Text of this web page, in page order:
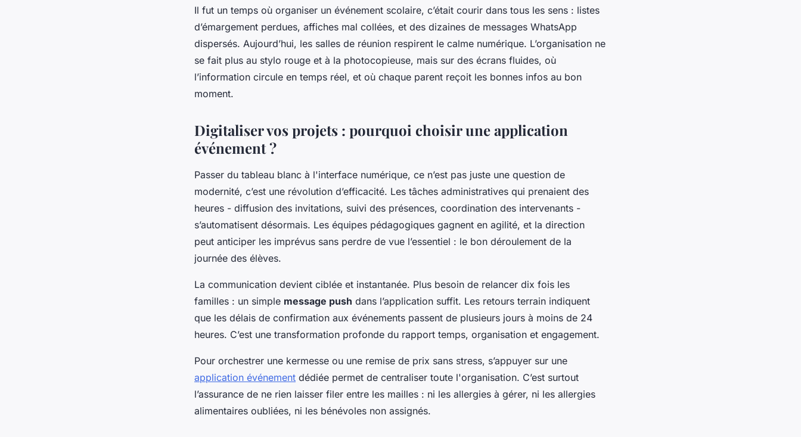
Les meilleures applications pour
optimiser vos événements scolaires
10 min de lecture
Il fut un temps où organiser un événement scolaire, c’était courir dans tous les sens : listes
d’émargement perdues, affiches mal collées, et des dizaines de messages WhatsApp
dispersés. Aujourd’hui, les salles de réunion respirent le calme numérique. L’organisation ne
se fait plus au stylo rouge et à la photocopieuse, mais sur des écrans fluides, où
l’information circule en temps réel, et où chaque parent reçoit les bonnes infos au bon
moment.
Digitaliser vos projets : pourquoi choisir une application
événement ?
Passer du tableau blanc à l'interface numérique, ce n’est pas juste une question de
modernité, c’est une révolution d’efficacité. Les tâches administratives qui prenaient des
heures - diffusion des invitations, suivi des présences, coordination des intervenants -
s’automatisent désormais. Les équipes pédagogiques gagnent en agilité, et la direction
peut anticiper les imprévus sans perdre de vue l’essentiel : le bon déroulement de la
journée des élèves.
La communication devient ciblée et instantanée. Plus besoin de relancer dix fois les
familles : un simple message push dans l’application suffit. Les retours terrain indiquent
que les délais de confirmation aux événements passent de plusieurs jours à moins de 24
heures. C’est une transformation profonde du rapport temps, organisation et engagement.
Pour orchestrer une kermesse ou une remise de prix sans stress, s’appuyer sur une
application événement dédiée permet de centraliser toute l'organisation. C’est surtout
l’assurance de ne rien laisser filer entre les mailles : ni les allergies à gérer, ni les allergies
alimentaires oubliées, ni les bénévoles non assignés.